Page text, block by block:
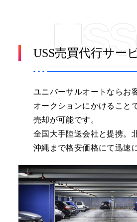
USS売買代行サー
ユニバーサルオートならお
オークションにかけること
売却が可能です。
全国大手陸送会社と提携。
沖縄まで格安価格にて迅速